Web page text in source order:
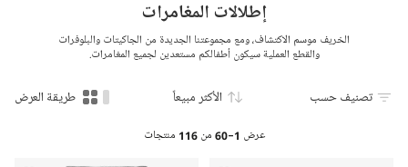
إطلالات المغامرات
الخريف موسم الاكتشاف، ومع مجموعتنا الجديدة من الجاكيتات والبلوفرات
والقطع العملية سيكون أطفالكم مستعدين لجميع المغامرات.
تصنيف حسب الأكثر مبيعاً طريقة العرض
عرض 1-60 من116 منتجات